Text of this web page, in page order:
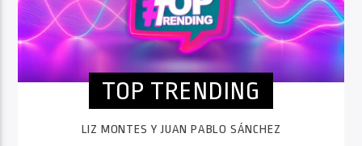
TOP TRENDING
LIZ MONTES Y JUAN PABLO SÁNCHEZ